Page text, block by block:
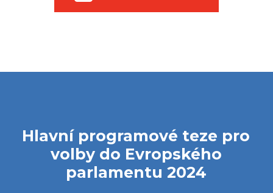
Hlavní programové teze pro
volby do Evropského
parlamentu 2024